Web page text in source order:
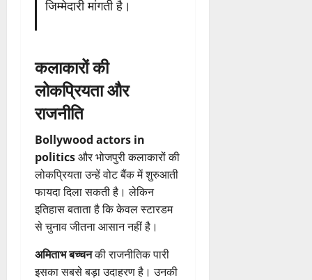
जिम्मेदारी मांगती है।
कलाकारों की
लोकप्रियता और
राजनीति
Bollywood actors in
politicsऔर भोजपुरी कलाकारों की
लोकप्रियता उन्हें वोट बैंक में शुरुआती
फायदा दिला सकती है। लेकिन
इतिहास बताता है कि केवल स्टारडम
से चुनाव जीतना आसान नहीं है।
अमिताभ बच्चनकी राजनीतिक पारी
इसका सबसे बड़ा उदाहरण है। उनकी